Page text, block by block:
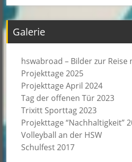
Galerie
hswabroad – Bilder zur Reise
Projekttage 2025
Projekttage April 2024
Tag der offenen Tür 2023
Trixitt Sporttag 2023
Projekttage “Nachhaltigkeit”
Volleyball an der HSW
Schulfest 2017